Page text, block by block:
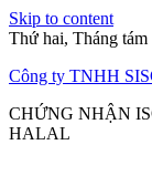
Skip to content
Thứ hai, Tháng tám
Công ty TNHH
CHỨNG NHẬN
HALAL